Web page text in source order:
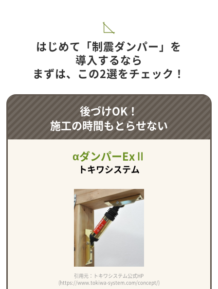
はじめて「制震ダンパー」を
導入するなら
まずは、この2選をチェック！
後づけOK！
施工の時間もとらせない
αダンパーExⅡ
トキワシステム
引用元：トキワシステム公式HP
(https://www.tokiwa-system.com/concept/)